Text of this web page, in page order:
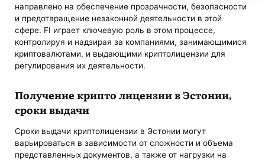
направлено на обеспечение прозрачности, безопасности
и предотвращение незаконной деятельности в этой
сфере. FI играет ключевую роль в этом процессе,
контролируя и надзирая за компаниями, занимающимися
криптовалютами, и выдающими криптолицензии для
регулирования их деятельности.
Получение крипто лицензии в Эстонии,
сроки выдачи
Сроки выдачи криптолицензии в Эстонии могут
варьироваться в зависимости от сложности и объема
представленных документов, а также от нагрузки на